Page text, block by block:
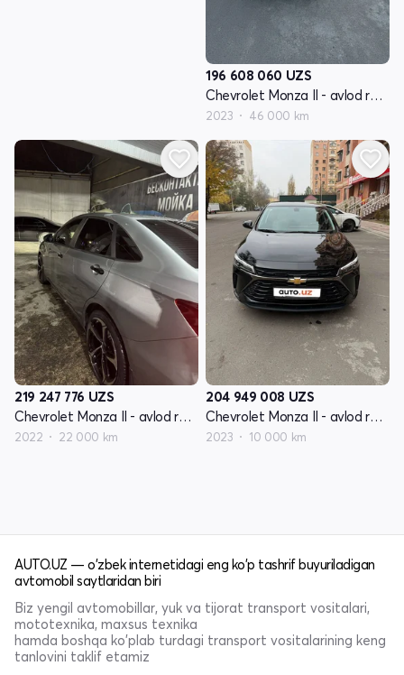
196 608 060 UZS
Chevrolet Monza II - avlod restyling
2023 46 000 km
219 247 776 UZS
Chevrolet Monza II - avlod restyling
2022 22 000 km
204 949 008 UZS
Chevrolet Monza II - avlod restyling
2023 10 000 km
AUTO.UZ — o'zbek internetidagi eng ko'p tashrif buyuriladigan
avtomobil saytlaridan biri
Biz yengil avtomobillar, yuk va tijorat transport vositalari,
mototexnika, maxsus texnika
hamda boshqa ko'plab turdagi transport vositalarining keng
tanlovini taklif etamiz